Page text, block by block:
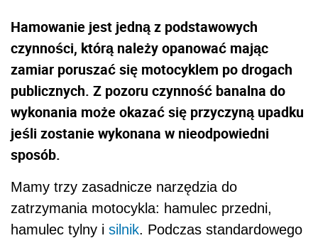
Hamowanie jest jedną z podstawowych
czynności, którą należy opanować mając
zamiar poruszać się motocyklem po drogach
publicznych. Z pozoru czynność banalna do
wykonania może okazać się przyczyną upadku
jeśli zostanie wykonana w nieodpowiedni
sposób.
Mamy trzy zasadnicze narzędzia do
zatrzymania motocykla: hamulec przedni,
hamulec tylny i silnik. Podczas standardowego